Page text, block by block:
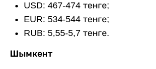
USD: 467-474 тенге;
EUR: 534-544 тенге;
RUB: 5,55-5,7 тенге.
Шымкент